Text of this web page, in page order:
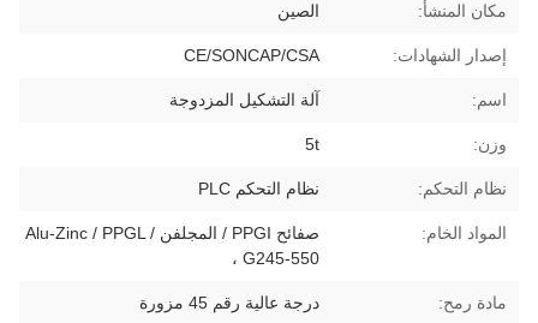
مكان المنشأ: الصين
إصدار الشهادات: CE/SONCAP/CSA
اسم: آلة التشكيل المزدوجة
وزن: 5t
نظام التحكم: نظام التحكم PLC
المواد الخام:
صفائح PPGI / المجلفن / Alu-Zinc / PPGL
، G245-550
مادة رمح: درجة عالية رقم 45 مزورة